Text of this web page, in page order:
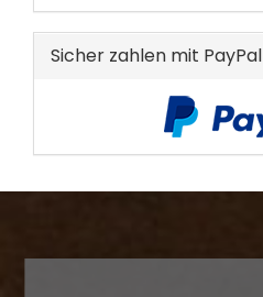
EIN.
Sicher zahlen mit PayPal